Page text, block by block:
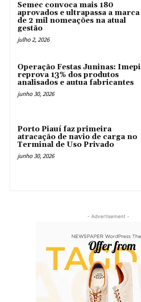
Semec convoca mais 180
aprovados e ultrapassa a marca
de 2 mil nomeações na atual
gestão
julho 2, 2026
Operação Festas Juninas: Imepi
reprova 13% dos produtos
analisados e autua fabricantes
junho 30, 2026
Porto Piauí faz primeira
atracação de navio de carga no
Terminal de Uso Privado
junho 30, 2026
- Advertisement -